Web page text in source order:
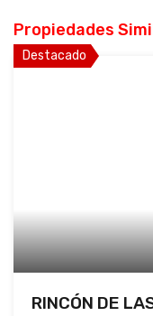
Propiedades
Destacado
RINCÓN DE